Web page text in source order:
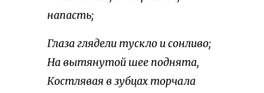
напасть;
Глаза глядели тускло и сонливо;
На вытянутой шее поднята,
Костлявая в зубцах торчала